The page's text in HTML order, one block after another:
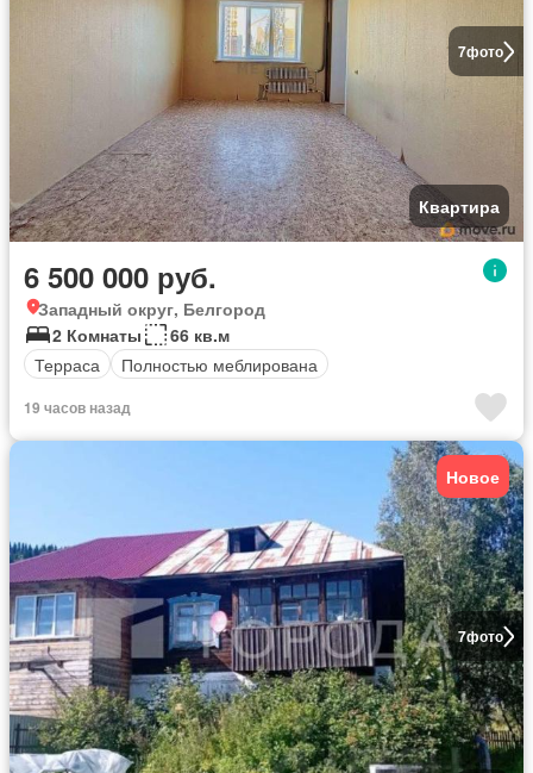
7фото
Квартира
6 500 000 руб.
Западный округ, Белгород
2 Комнаты
66 кв.м
Терраса
Полностью меблирована
19 часов назад
7фото
Новое